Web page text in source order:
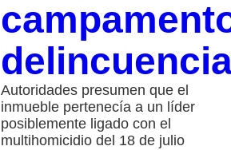
Autoridades presumen que el
inmueble pertenecía a un líder
posiblemente ligado con el
multihomicidio del 18 de julio